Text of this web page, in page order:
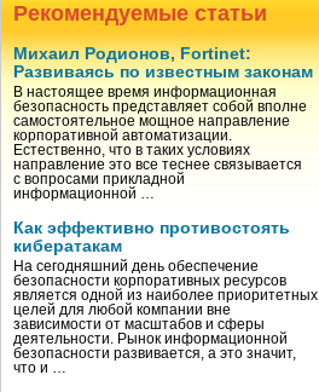
Рекомендуемые статьи
Михаил Родионов, Fortinet:
Развиваясь по известным законам
В настоящее время информационная
безопасность представляет собой вполне
самостоятельное мощное направление
корпоративной автоматизации.
Естественно, что в таких условиях
направление это все теснее связывается
с вопросами прикладной
информационной …
Как эффективно противостоять
кибератакам
На сегодняшний день обеспечение
безопасности корпоративных ресурсов
является одной из наиболее приоритетных
целей для любой компании вне
зависимости от масштабов и сферы
деятельности. Рынок информационной
безопасности развивается, а это значит,
что и …